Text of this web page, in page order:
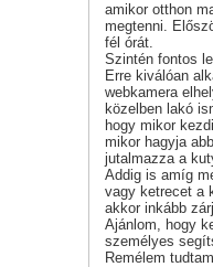
amikor otthon
megtenni.
fél órát.
Szintén fontos
Erre kiválóan
webkamera
közelben lakó
hogy mikor
mikor hagyja
jutalmazza a
Addig is amíg
vagy ketrecet a
akkor inkább
Ajánlom, hogy
személyes
Remélem